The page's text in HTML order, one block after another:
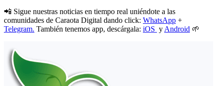
📲 Sigue nuestras noticias en tiempo real uniéndote a las
comunidades de Caraota Digital dando click: WhatsApp +
Telegram. También tenemos app, descárgala: iOS y Android 🌱